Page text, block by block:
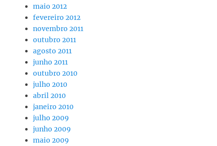
maio 2012
fevereiro 2012
novembro 2011
outubro 2011
agosto 2011
junho 2011
outubro 2010
julho 2010
abril 2010
janeiro 2010
julho 2009
junho 2009
maio 2009